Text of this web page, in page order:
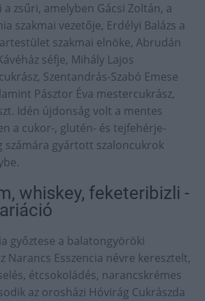
zsűri, amelyben Gácsi Zoltán, a
szakmai vezetője, Erdélyi Balázs a
szakmai elnöke, Abrudán
séfje, Mihály Lajos
Szentandrás-Szabó Emese
Pásztor Éva mestercukrász,
Idén újdonság volt a mentes
a cukor-, glutén- és tejfehérje-
számára gyártott szaloncukrok
whiskey, feketeribizli -
győztese a balatongyöröki
Narancs Esszencia névre keresztelt,
étcsokoládés, narancskrémes
az orosházi Hóvirág Cukrászda